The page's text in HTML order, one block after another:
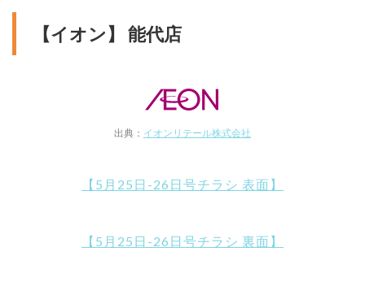
【イオン】 能代店
出典： イオンリテール株式会社
【5月25日-26日号チラシ 表面】
【5月25日-26日号チラシ 裏面】